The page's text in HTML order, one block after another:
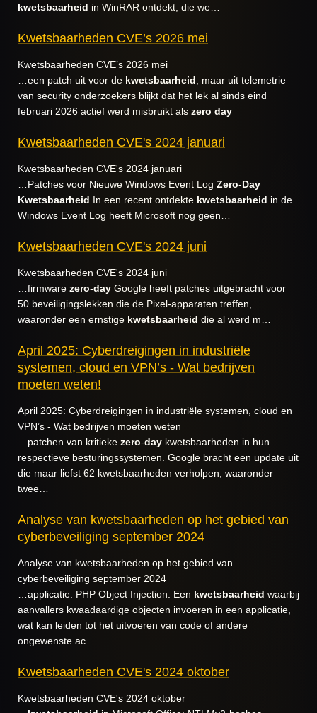
kwetsbaarheid in WinRAR ontdekt, die we…
Kwetsbaarheden CVE’s 2026 mei
Kwetsbaarheden CVE’s 2026 mei
…een patch uit voor de kwetsbaarheid , maar uit telemetrie
van security onderzoekers blijkt dat het lek al sinds eind
februari 2026 actief werd misbruikt als zero day
Kwetsbaarheden CVE's 2024 januari
Kwetsbaarheden CVE's 2024 januari
…Patches voor Nieuwe Windows Event Log Zero-Day
Kwetsbaarheid In een recent ontdekte kwetsbaarheid in de
Windows Event Log heeft Microsoft nog geen…
Kwetsbaarheden CVE's 2024 juni
Kwetsbaarheden CVE's 2024 juni
…firmware zero-day Google heeft patches uitgebracht voor
50 beveiligingslekken die de Pixel-apparaten treffen,
waaronder een ernstige kwetsbaarheid die al werd m…
April 2025: Cyberdreigingen in industriële
systemen, cloud en VPN’s - Wat bedrijven
moeten weten!
April 2025: Cyberdreigingen in industriële systemen, cloud en
VPN’s - Wat bedrijven moeten weten
…patchen van kritieke zero-day kwetsbaarheden in hun
respectieve besturingssystemen. Google bracht een update uit
die maar liefst 62 kwetsbaarheden verholpen, waaronder
twee…
Analyse van kwetsbaarheden op het gebied van
cyberbeveiliging september 2024
Analyse van kwetsbaarheden op het gebied van
cyberbeveiliging september 2024
…applicatie. PHP Object Injection: Een kwetsbaarheid waarbij
aanvallers kwaadaardige objecten invoeren in een applicatie,
wat kan leiden tot het uitvoeren van code of andere
ongewenste ac…
Kwetsbaarheden CVE's 2024 oktober
Kwetsbaarheden CVE's 2024 oktober